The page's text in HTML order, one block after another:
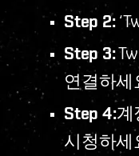
Step 2:
Step 3:
연결하세
Step 4:계
시청하세